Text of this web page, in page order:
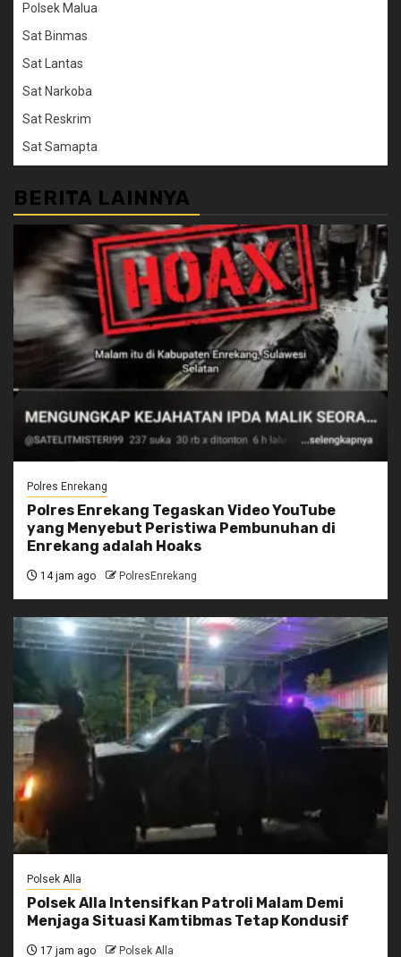
Polsek Malua
Sat Binmas
Sat Lantas
Sat Narkoba
Sat Reskrim
Sat Samapta
BERITA LAINNYA
Polres Enrekang
Polres Enrekang Tegaskan Video YouTube
yang Menyebut Peristiwa Pembunuhan di
Enrekang adalah Hoaks
14 jam ago PolresEnrekang
Polsek Alla
Polsek Alla Intensifkan Patroli Malam Demi
Menjaga Situasi Kamtibmas Tetap Kondusif
17 jam ago Polsek Alla